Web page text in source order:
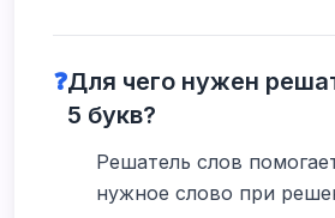
❓Для чего нужен
5 букв?
Решатель слов
нужное слово при